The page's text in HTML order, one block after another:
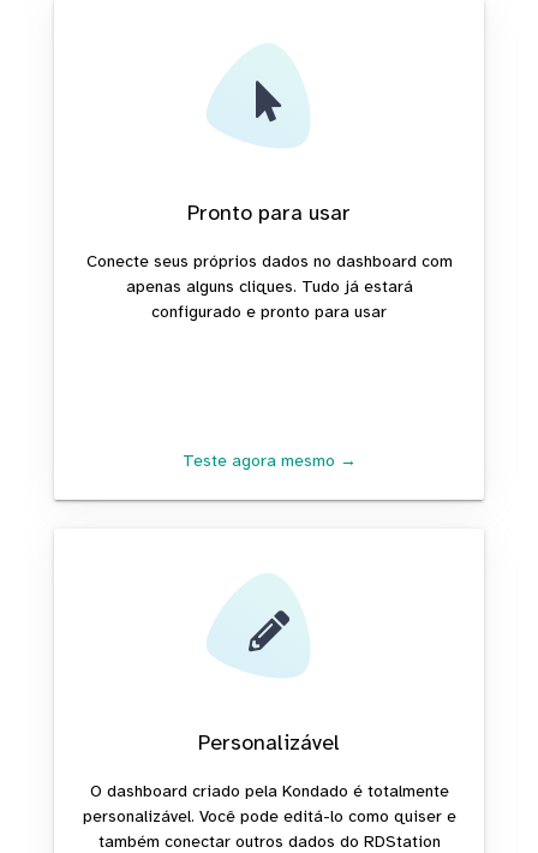
Pronto para usar
Conecte seus próprios dados no dashboard com
apenas alguns cliques. Tudo já estará
configurado e pronto para usar
Teste agora mesmo →
Personalizável
O dashboard criado pela Kondado é totalmente
personalizável. Você pode editá-lo como quiser e
também conectar outros dados do RDStation